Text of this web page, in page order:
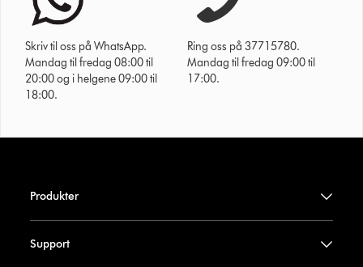
Skriv til oss på WhatsApp.
Mandag til fredag 08:00 til
20:00 og i helgene 09:00 til
18:00.
Ring oss på 37715780.
Mandag til fredag 09:00 til
17:00.
Produkter
Support